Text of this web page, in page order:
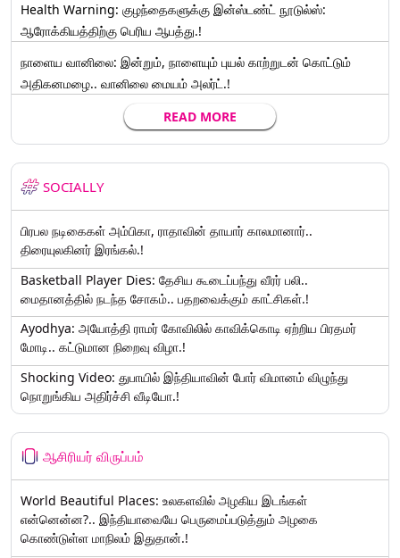
Health Warning: குழந்தைகளுக்கு இன்ஸ்டண்ட் நூடுல்ஸ்:
ஆரோக்கியத்திற்கு பெரிய ஆபத்து.!
நாளைய வானிலை: இன்றும், நாளையும் புயல் காற்றுடன் கொட்டும்
அதிகனமழை.. வானிலை மையம் அலர்ட்.!
READ MORE
SOCIALLY
பிரபல நடிகைகள் அம்பிகா, ராதாவின் தாயார் காலமானார்..
திரையுலகினர் இரங்கல்.!
Basketball Player Dies: தேசிய கூடைப்பந்து வீரர் பலி..
மைதானத்தில் நடந்த சோகம்.. பதறவைக்கும் காட்சிகள்.!
Ayodhya: அயோத்தி ராமர் கோவிலில் காவிக்கொடி ஏற்றிய பிரதமர்
மோடி.. கட்டுமான நிறைவு விழா.!
Shocking Video: துபாயில் இந்தியாவின் போர் விமானம் விழுந்து
நொறுங்கிய அதிர்ச்சி வீடியோ.!
ஆசிரியர் விருப்பம்
World Beautiful Places: உலகளவில் அழகிய இடங்கள்
என்னென்ன?.. இந்தியாவையே பெருமைப்படுத்தும் அழகை
கொண்டுள்ள மாநிலம் இதுதான்.!